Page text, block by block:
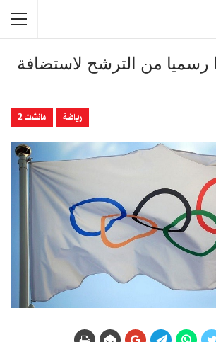
رسميا من الترشح لاستضافة
رياضة مانشت 2